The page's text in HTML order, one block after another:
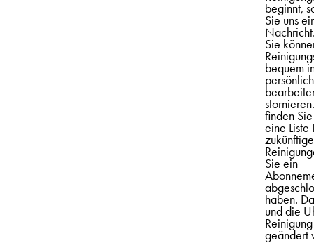
beginnt,
Sie uns
Sie
bequem
finden
eine Liste
Sie ein
haben.
und die
geändert